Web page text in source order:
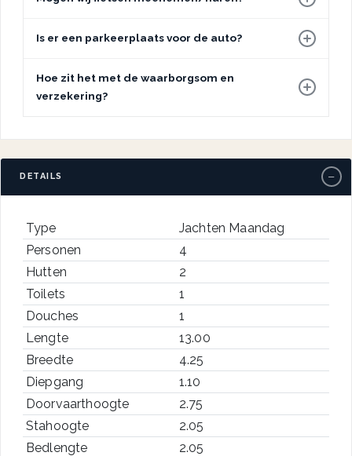
DETAILS −
Type
Jachten Maandag
Personen
4
Hutten
2
Toilets
1
Douches
1
Lengte
13.00
Breedte
4.25
Diepgang
1.10
Doorvaarthoogte
2.75
Stahoogte
2.05
Bedlengte
2.05
Is er een parkeerplaats voor de auto?
Hoe zit het met de waarborgsom en
verzekering?